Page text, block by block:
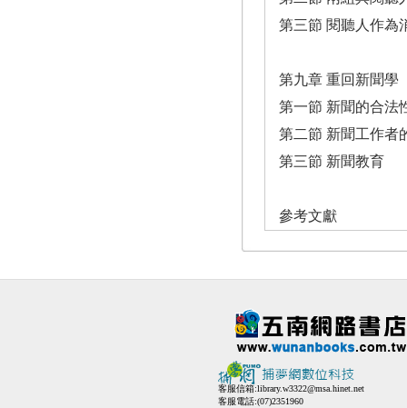
第三節 閱聽人作為
第九章 重回新聞學
第一節 新聞的合法
第二節 新聞工作者
第三節 新聞教育
參考文獻
客服信箱:library.w3322@msa.hinet.net
客服電話:(07)2351960